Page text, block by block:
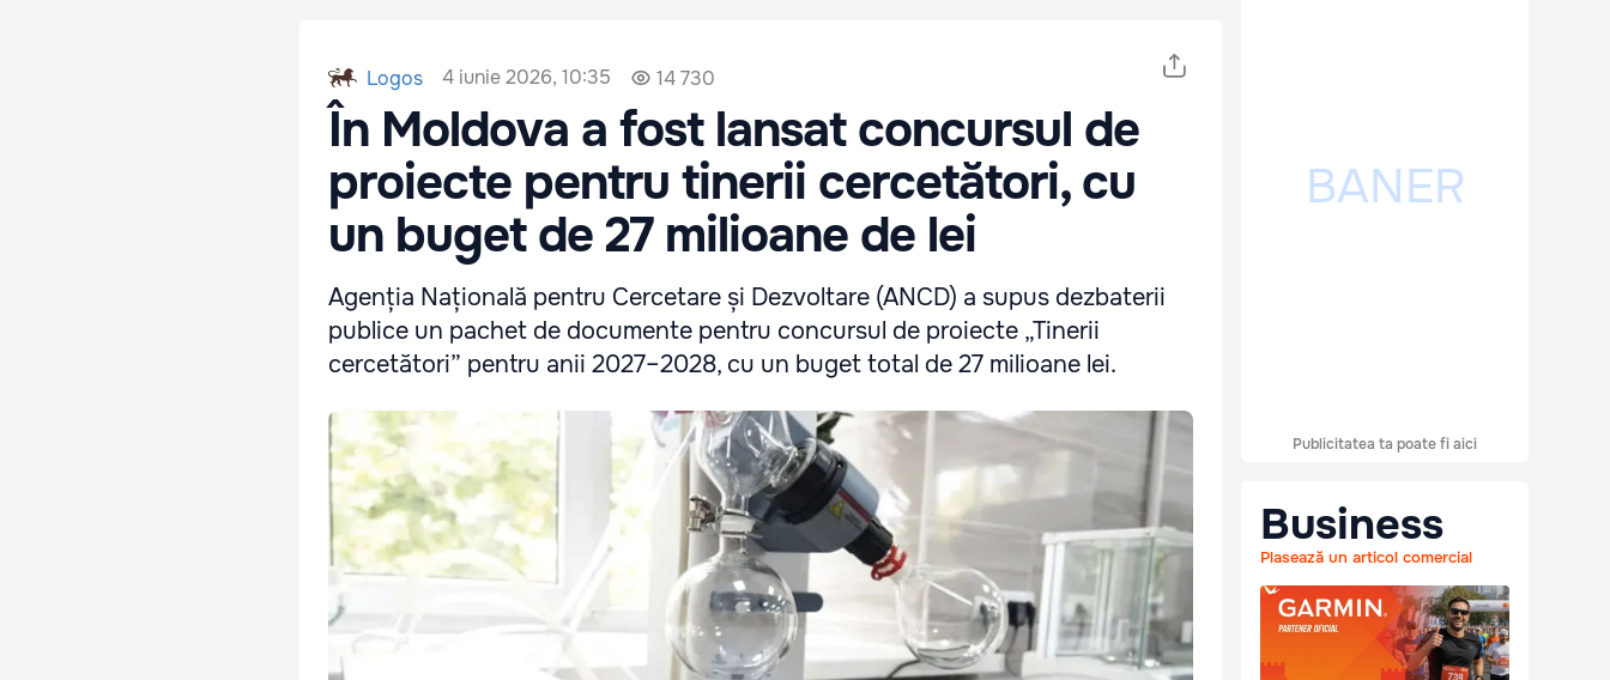
Logos 4 iunie 2026, 10:35 14 730
În Moldova a fost lansat concursul de
proiecte pentru tinerii cercetători, cu
un buget de 27 milioane de lei
Agenția Națională pentru Cercetare și Dezvoltare (ANCD) a supus dezbaterii
publice un pachet de documente pentru concursul de proiecte „Tinerii
cercetători” pentru anii 2027–2028, cu un buget total de 27 milioane lei.
Publicitatea ta poate fi aici
Business
Plasează un articol comercial